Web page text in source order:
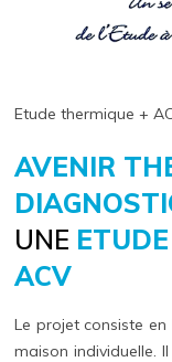
Etude thermique +
AVENIR
UNE
ACV
Le projet consiste en
maison individuelle.